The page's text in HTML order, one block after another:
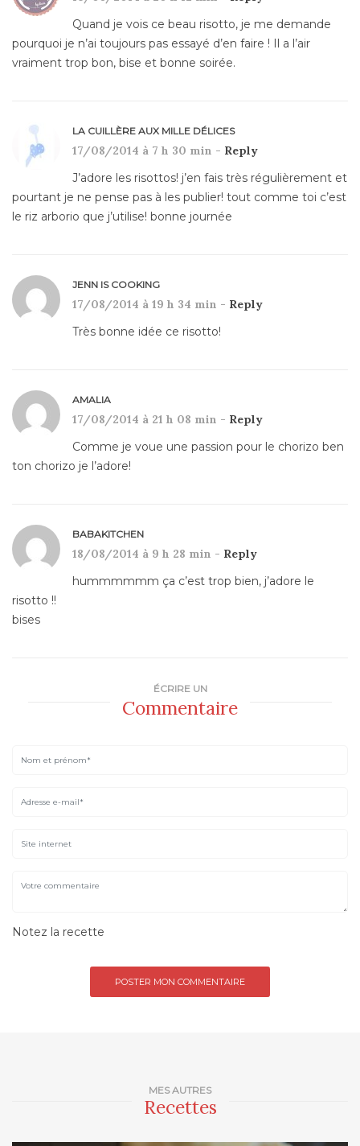
MES AUTRES
Recettes
Quand je vois ce beau risotto, je me demande
pourquoi je n’ai toujours pas essayé d’en faire ! Il a l’air
vraiment trop bon, bise et bonne soirée.
LA CUILLÈRE AUX MILLE DÉLICES
17/08/2014 à 7 h 30 min - Reply
J’adore les risottos! j’en fais très régulièrement et
pourtant je ne pense pas à les publier! tout comme toi c’est
le riz arborio que j’utilise! bonne journée
JENN IS COOKING
17/08/2014 à 19 h 34 min - Reply
Très bonne idée ce risotto!
AMALIA
17/08/2014 à 21 h 08 min - Reply
Comme je voue une passion pour le chorizo ben
ton chorizo je l’adore!
BABAKITCHEN
18/08/2014 à 9 h 28 min - Reply
hummmmmm ça c’est trop bien, j’adore le
risotto !!
bises
ÉCRIRE UN
Commentaire
Notez la recette